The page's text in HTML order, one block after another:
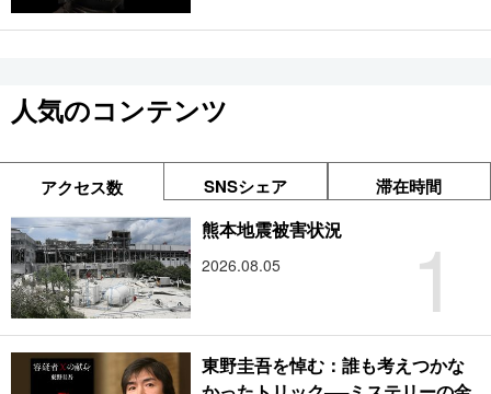
人気のコンテンツ
アクセス数 SNSシェア 滞在時間
1
熊本地震被害状況
2026.08.05
東野圭吾を悼む：誰も考えつかな